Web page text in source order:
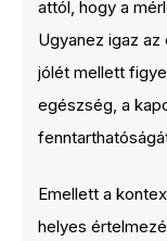
attól, hogy a
Ugyanez igaz az
jólét mellett
egészség, a
Emellett a
helyes